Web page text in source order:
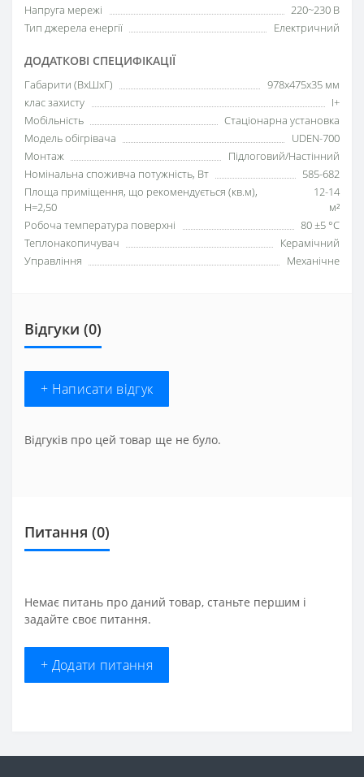
Напруга мережі
220~230 В
Тип джерела енергії
Електричний
ДОДАТКОВІ СПЕЦИФІКАЦІЇ
Габарити (ВхШхГ)
978х475х35 мм
клас захисту
I+
Мобільність
Стаціонарна установка
Модель обігрівача
UDEN-700
Монтаж
Підлоговий/Настінний
Номінальна споживча потужність, Вт
585-682
Площа приміщення, що рекомендується (кв.м),
H=2,50
12-14
м²
Робоча температура поверхні
80 ±5 °С
Теплонакопичувач
Керамічний
Управління
Механічне
Відгуки (0)
+ Написати відгук
Відгуків про цей товар ще не було.
Питання (0)
Немає питань про даний товар, станьте першим і
задайте своє питання.
+ Додати питання